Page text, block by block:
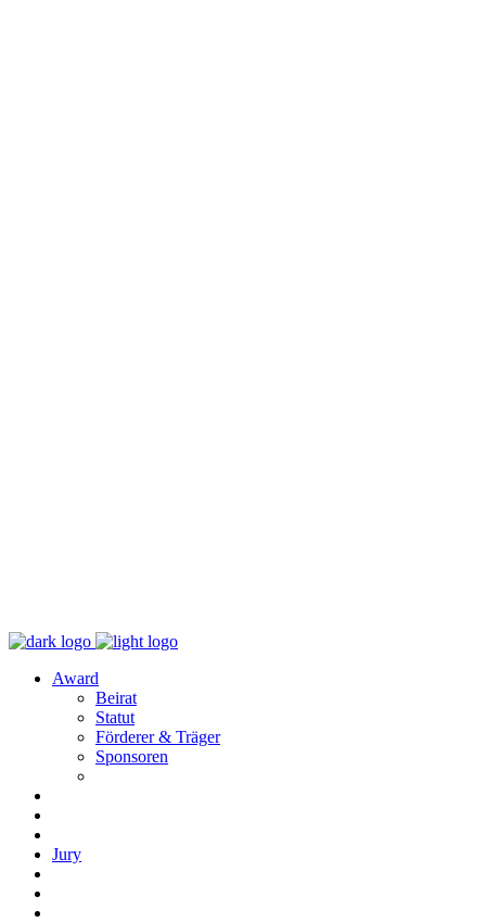
Award
Beirat
Statut
Förderer & Träger
Sponsoren
Jury